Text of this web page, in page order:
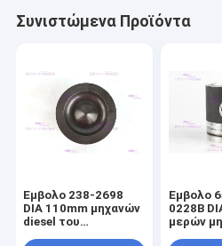
Συνιστώμενα Προϊόντα
Έμβολο 238-2698
DIA 110mm μηχανών
diesel του
Έμβολο
0228B
μερών